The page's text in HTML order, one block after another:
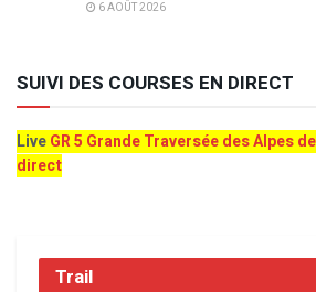
6 AOÛT 2026
SUIVI DES COURSES EN DIRECT
LiveGR 5 Grande Traversée des Alpes
direct
Trail